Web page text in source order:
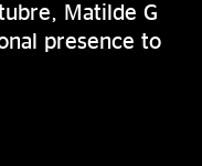
Matilde G
presence to